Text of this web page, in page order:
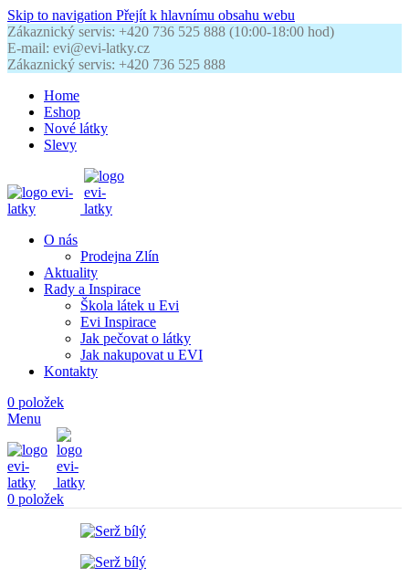
Skip to navigation Přejít k hlavnímu obsahu webu
Zákaznický servis: +420 736 525 888 (10:00-18:00 hod)
E-mail: evi@evi-latky.cz
Zákaznický servis: +420 736 525 888
Home
Eshop
Nové látky
Slevy
O nás
Prodejna Zlín
Aktuality
Rady a Inspirace
Škola látek u Evi
Evi Inspirace
Jak pečovat o látky
Jak nakupovat u EVI
Kontakty
0 položek
Menu
0 položek